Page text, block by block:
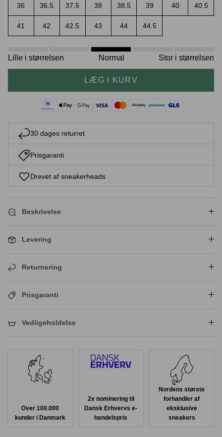
Crease protectors Skotræ
Sneaker rengøring
36 36.5 37.5 38 38.5 39 40 40.5
41 42 42.5 43 44 44.5
Lille i størrelsen Normal Stor i størrelsen
LÆG I KURV
30 dages returret
Prisgaranti
Drevet af sneakerheads
Beskrivelse
Levering
Returnering
Prisgaranti
Vedligeholdelse
Over 100.000
kunder i Danmark
2x nominering til
Dansk Erhvervs e-
handelspris
Nordens største
forhandler af
eksklusive
sneakers